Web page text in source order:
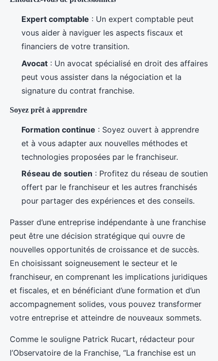
Expert comptable : Un expert comptable peut
vous aider à naviguer les aspects fiscaux et
financiers de votre transition.
Avocat : Un avocat spécialisé en droit des affaires
peut vous assister dans la négociation et la
signature du contrat franchise.
Soyez prêt à apprendre
Formation continue : Soyez ouvert à apprendre
et à vous adapter aux nouvelles méthodes et
technologies proposées par le franchiseur.
Réseau de soutien : Profitez du réseau de soutien
offert par le franchiseur et les autres franchisés
pour partager des expériences et des conseils.
Passer d’une entreprise indépendante à une franchise
peut être une décision stratégique qui ouvre de
nouvelles opportunités de croissance et de succès.
En choisissant soigneusement le secteur et le
franchiseur, en comprenant les implications juridiques
et fiscales, et en bénéficiant d’une formation et d’un
accompagnement solides, vous pouvez transformer
votre entreprise et atteindre de nouveaux sommets.
Comme le souligne Patrick Rucart, rédacteur pour
l’Observatoire de la Franchise, “La franchise est un